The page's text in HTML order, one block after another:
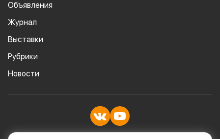
Объявления
Журнал
Выставки
Рубрики
Новости